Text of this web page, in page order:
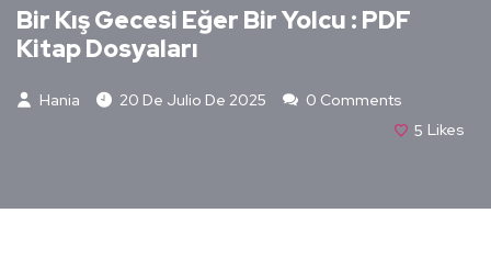
Bir Kış Gecesi Eğer Bir Yolcu : PDF
Kitap Dosyaları
Hania 20 De Julio De 2025
0 Comments
5 Likes